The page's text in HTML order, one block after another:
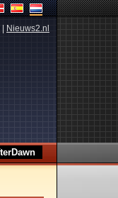
Nieuws2.nl